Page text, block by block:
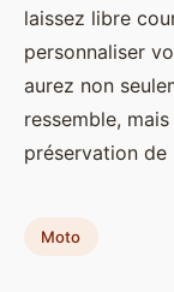
laissez libre
personnaliser
aurez non
ressemble,
préservation de
Moto